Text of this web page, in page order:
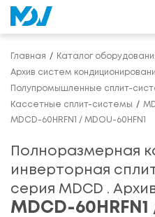
Главная Каталог
Архив систем
Полупромышленные сплит-
Кассетные сплит-системы
MDCD-60HRFN1 / MDOU-60HFN1
Полноразмерная
инверторная
серия MDCD .
MDCD-